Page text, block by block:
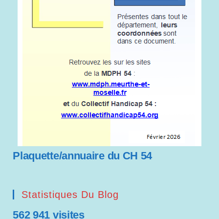
Plaquette/annuaire du CH 54
Statistiques Du Blog
562 941 visites